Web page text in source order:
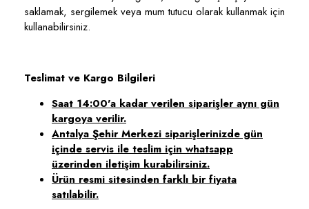
saklamak, sergilemek veya mum tutucu olarak kullanmak için
kullanabilirsiniz.
Teslimat ve Kargo Bilgileri
Saat 14:00'a kadar verilen siparişler aynı gün
kargoya verilir.
Antalya Şehir Merkezi siparişlerinizde gün
içinde servis ile teslim için whatsapp
üzerinden iletişim kurabilirsiniz.
Ürün resmi sitesinden farklı bir fiyata
satılabilir.